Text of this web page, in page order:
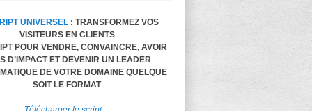
UNIVERSEL : TRANSFORMEZ VOS
VISITEURS EN CLIENTS
POUR VENDRE, CONVAINCRE, AVOIR
D’IMPACT ET DEVENIR UN LEADER
DE VOTRE DOMAINE QUELQUE
SOIT LE FORMAT